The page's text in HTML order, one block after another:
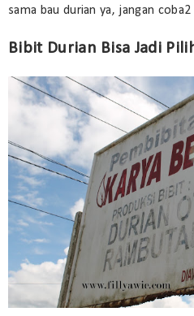
sama bau durian ya, jangan
Bibit Durian Bisa Jadi